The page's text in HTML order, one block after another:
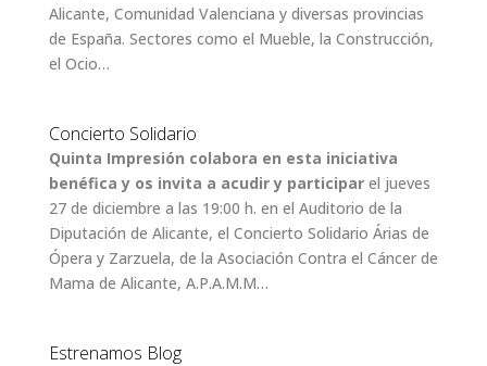
Alicante, Comunidad Valenciana y diversas provincias
de España. Sectores como el Mueble, la Construcción,
el Ocio…
Concierto Solidario
Quinta Impresión colabora en esta iniciativa
benéfica y os invita a acudir y participarel jueves
27 de diciembre a las 19:00 h. en el Auditorio de la
Diputación de Alicante, el Concierto Solidario Árias de
Ópera y Zarzuela, de la Asociación Contra el Cáncer de
Mama de Alicante, A.P.A.M.M…
Estrenamos Blog